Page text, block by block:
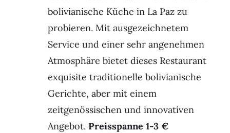
bolivianische Küche in La Paz zu
probieren. Mit ausgezeichnetem
Service und einer sehr angenehmen
Atmosphäre bietet dieses Restaurant
exquisite traditionelle bolivianische
Gerichte, aber mit einem
zeitgenössischen und innovativen
Angebot. Preisspanne 1-3 €